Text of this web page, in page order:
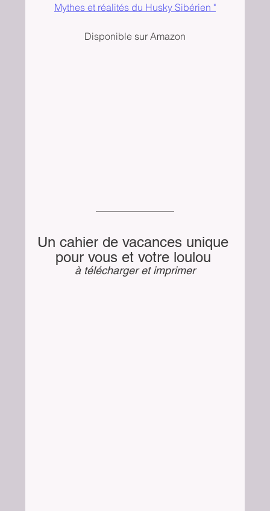
Mythes et réalités du Husky Sibérien "
Disponible sur Amazon
Un cahier de vacances unique
pour vous et votre loulou
à télécharger et imprimer